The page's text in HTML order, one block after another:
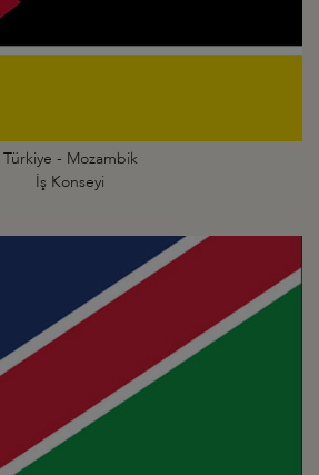
Türkiye - Mozambik
İş Konseyi